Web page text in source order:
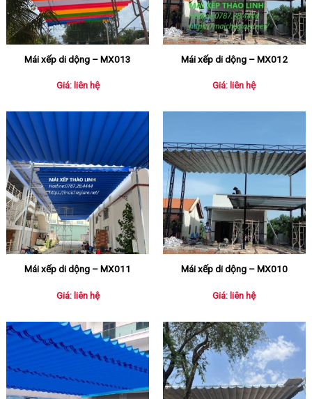
Mái xếp di dộng – MX013
Giá: liên hệ
Mái xếp di dộng – MX012
Giá: liên hệ
Mái xếp di dộng – MX011
Giá: liên hệ
Mái xếp di dộng – MX010
Giá: liên hệ